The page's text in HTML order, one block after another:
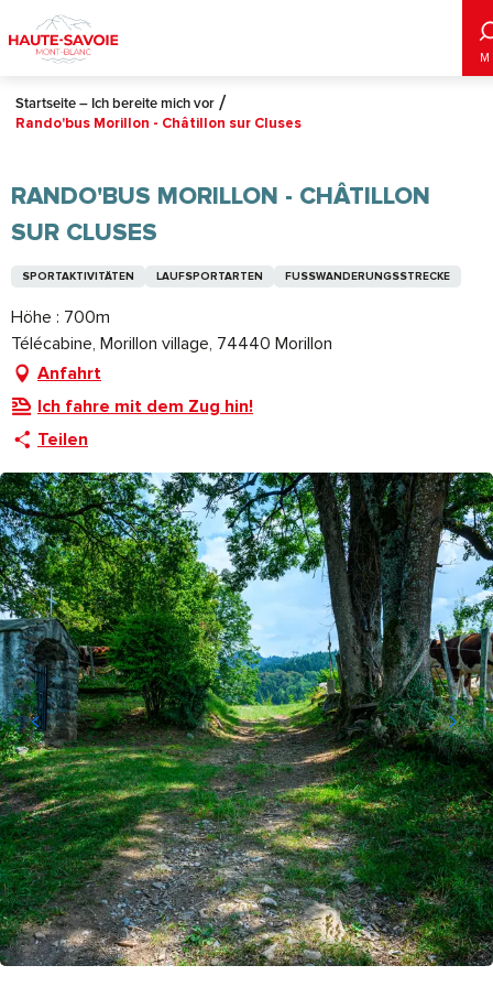
au
contenu
principal
Startseite – Ich bereite mich vor
Rando'bus Morillon - Châtillon sur Cluses
RANDO'BUS MORILLON - CHÂTILLON
SUR CLUSES
SPORTAKTIVITÄTEN LAUFSPORTARTEN FUSSWANDERUNGSSTRECKE
Höhe : 700m
Télécabine, Morillon village, 74440 Morillon
Anfahrt
Ich fahre mit dem Zug hin!
Teilen